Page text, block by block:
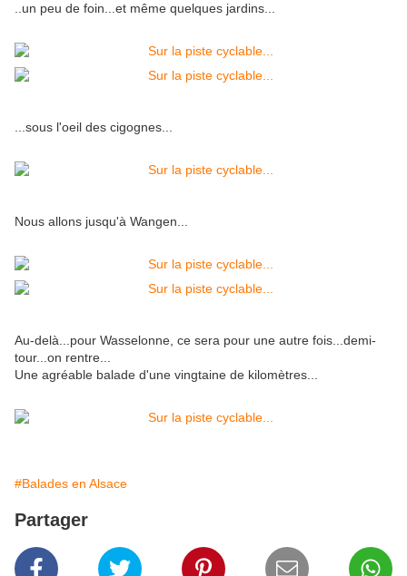
..un peu de foin...et même quelques jardins...
...sous l'oeil des cigognes...
Nous allons jusqu'à Wangen...
Au-delà...pour Wasselonne, ce sera pour une autre fois...demi-
tour...on rentre...
Une agréable balade d'une vingtaine de kilomètres...
#Balades en Alsace
Partager